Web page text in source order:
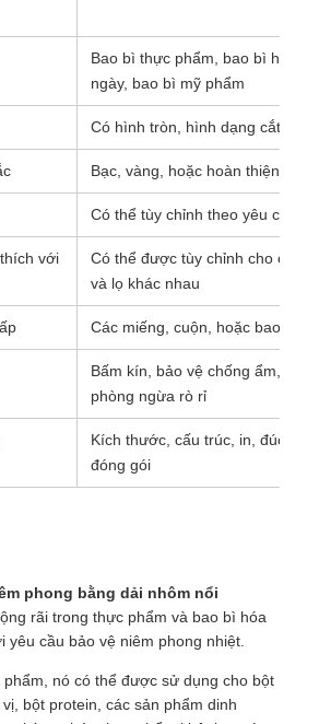
Bao bì thực phẩm, bao bì hóa
ngày, bao bì mỹ phẩm
Có hình tròn, hình dạng cắt
Bạc, vàng, hoặc hoàn thiện bề
Có thể tùy chỉnh theo yêu cầu
với
Có thể được tùy chỉnh cho các
và lọ khác nhau
Các miếng, cuộn, hoặc bao bì
Bấm kín, bảo vệ chống ẩm, bảo
phòng ngừa rò rỉ
Kích thước, cấu trúc, in, đúc,
đóng gói
phong bằng dải nhôm nổi
rãi trong thực phẩm và bao bì hóa
yêu cầu bảo vệ niêm phong nhiệt.
nó có thể được sử dụng cho bột
bột protein, các sản phẩm dinh